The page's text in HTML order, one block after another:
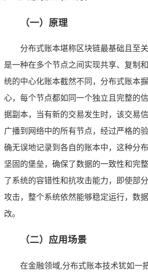
（一）原理
分布式账本堪称区块链最基础且至
是一种在多个节点之间实现共享、复制
统的中心化账本截然不同，分布式账本
心，每个节点都如同一个独立且完整的
据副本，当有新的交易发生时，该交易
广播到网络中的所有节点，经过严格的
确无误地记录到各自的账本中，这种分
坚固的堡垒，确保了数据的一致性和完
了系统的容错性和抗攻击能力，即使部
攻击，整个系统依然能够稳定运行，数
改。
（二）应用场景
在金融领域,分布式账本技术犹如一